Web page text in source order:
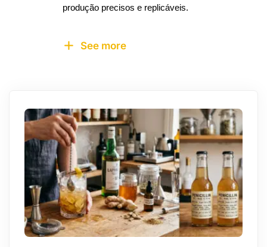
produção precisos e replicáveis.
See more